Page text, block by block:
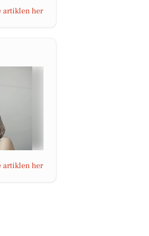
artiklen her
artiklen her